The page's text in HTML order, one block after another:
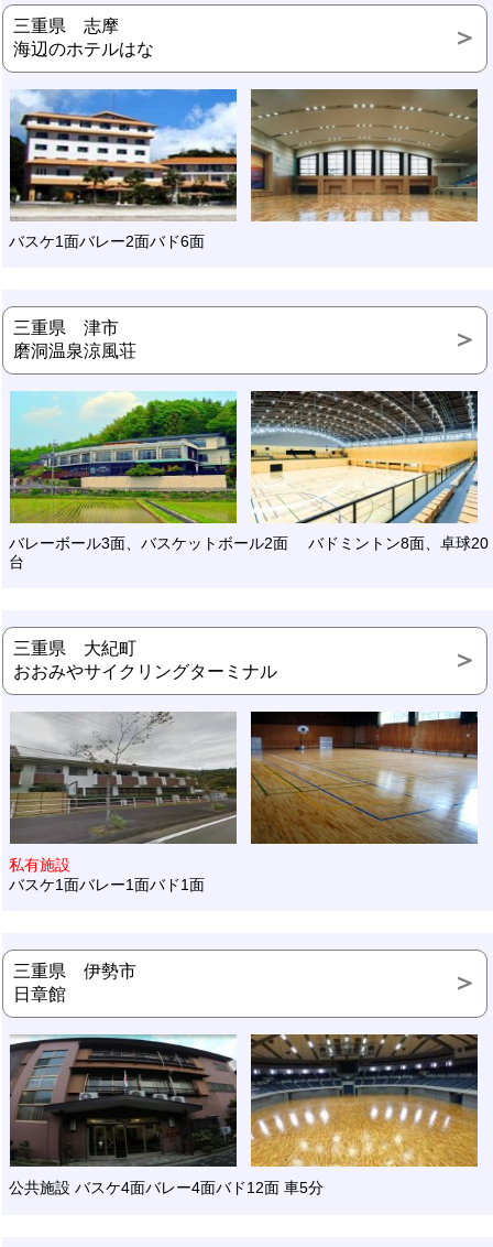
三重県 志摩
海辺のホテルはな
バスケ1面バレー2面バド6面
三重県 津市
磨洞温泉涼風荘
バレーボール3面、バスケットボール2面 バドミントン8面、卓球20
台
三重県 大紀町
おおみやサイクリングターミナル
私有施設
バスケ1面バレー1面バド1面
三重県 伊勢市
日章館
公共施設 バスケ4面バレー4面バド12面 車5分